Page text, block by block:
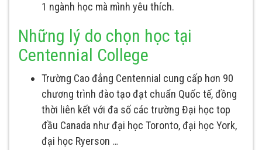
1 ngành học mà mình yêu thích.
Những lý do chọn học tại
Centennial College
Trường Cao đẳng Centennial cung cấp hơn 90
chương trình đào tạo đạt chuẩn Quốc tế, đồng
thời liên kết với đa số các trường Đại học top
đầu Canada như đại học Toronto, đại học York,
đại học Ryerson …